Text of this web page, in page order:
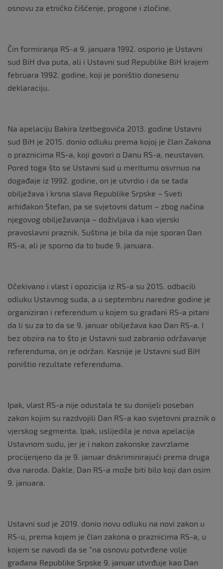
osnovu za etničko čišćenje, progone i zločine.
Čin formiranja RS-a 9. januara 1992. osporio je Ustavni
sud BiH dva puta, ali i Ustavni sud Republike BiH krajem
februara 1992. godine, koji je poništio donesenu
deklaraciju.
Na apelaciju Bakira Izetbegovića 2013. godine Ustavni
sud BiH je 2015. donio odluku prema kojoj je član Zakona
o praznicima RS-a, koji govori o Danu RS-a, neustavan.
Pored toga što se Ustavni sud u meritumu osvrnuo na
događaje iz 1992. godine, on je utvrdio i da se tada
obilježava i krsna slava Republike Srpske – Sveti
arhiđakon Stefan, pa se svjetovni datum – zbog načina
njegovog obilježavanja – doživljava i kao vjerski
pravoslavni praznik. Suština je bila da nije sporan Dan
RS-a, ali je sporno da to bude 9. januara.
Očekivano i vlast i opozicija iz RS-a su 2015. odbacili
odluku Ustavnog suda, a u septembru naredne godine je
organiziran i referendum u kojem su građani RS-a pitani
da li su za to da se 9. januar obilježava kao Dan RS-a. I
bez obzira na to što je Ustavni sud zabranio održavanje
referenduma, on je održan. Kasnije je Ustavni sud BiH
poništio rezultate referenduma.
Ipak, vlast RS-a nije odustala te su donijeli poseban
zakon kojim su razdvojili Dan RS-a kao svjetovni praznik o
vjerskog segmenta. Ipak, uslijedila je nova apelacija
Ustavnom sudu, jer je i nakon zakonske zavrzlame
procijenjeno da je 9. januar diskriminirajući prema druga
dva naroda. Dakle, Dan RS-a može biti bilo koji dan osim
9. januara.
Ustavni sud je 2019. donio novu odluku na novi zakon u
RS-u, prema kojem je član zakona o praznicima RS-a, u
kojem se navodi da se “na osnovu potvrđene volјe
građana Republike Srpske 9. januar utvrđuje kao Dan